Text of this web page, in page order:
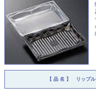
【 品 名 】 リップ